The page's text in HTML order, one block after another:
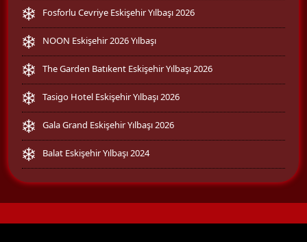
Fosforlu Cevriye Eskişehir Yılbaşı 2026
NOON Eskişehir 2026 Yılbaşı
The Garden Batıkent Eskişehir Yılbaşı 2026
Tasigo Hotel Eskişehir Yılbaşı 2026
Gala Grand Eskişehir Yılbaşı 2026
Balat Eskişehir Yılbaşı 2024